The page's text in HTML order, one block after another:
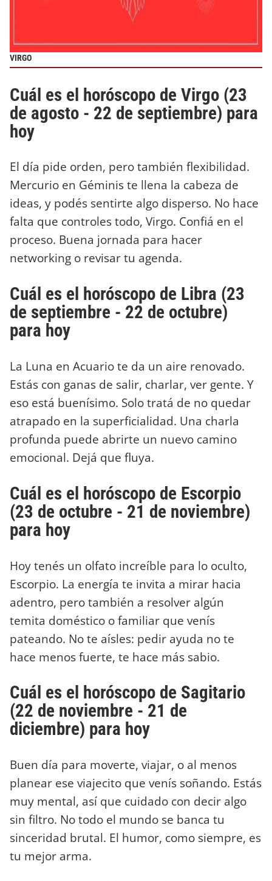
VIRGO
Cuál es el horóscopo de Virgo (23
de agosto - 22 de septiembre) para
hoy
El día pide orden, pero también flexibilidad.
Mercurio en Géminis te llena la cabeza de
ideas, y podés sentirte algo disperso. No hace
falta que controles todo, Virgo. Confiá en el
proceso. Buena jornada para hacer
networking o revisar tu agenda.
Cuál es el horóscopo de Libra (23
de septiembre - 22 de octubre)
para hoy
La Luna en Acuario te da un aire renovado.
Estás con ganas de salir, charlar, ver gente. Y
eso está buenísimo. Solo tratá de no quedar
atrapado en la superficialidad. Una charla
profunda puede abrirte un nuevo camino
emocional. Dejá que fluya.
Cuál es el horóscopo de Escorpio
(23 de octubre - 21 de noviembre)
para hoy
Hoy tenés un olfato increíble para lo oculto,
Escorpio. La energía te invita a mirar hacia
adentro, pero también a resolver algún
temita doméstico o familiar que venís
pateando. No te aísles: pedir ayuda no te
hace menos fuerte, te hace más sabio.
Cuál es el horóscopo de Sagitario
(22 de noviembre - 21 de
diciembre) para hoy
Buen día para moverte, viajar, o al menos
planear ese viajecito que venís soñando. Estás
muy mental, así que cuidado con decir algo
sin filtro. No todo el mundo se banca tu
sinceridad brutal. El humor, como siempre, es
tu mejor arma.